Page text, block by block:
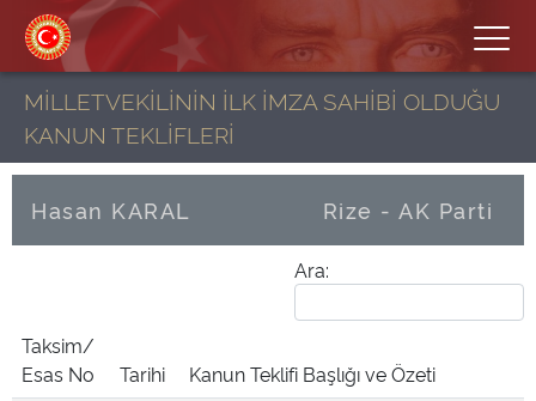
MİLLETVEKİLİNİN İLK İMZA SAHİBİ OLDUĞU
KANUN TEKLİFLERİ
Hasan KARAL Rize - AK Parti
Ara:
Taksim/
Esas No
Tarihi
Kanun Teklifi Başlığı ve Özeti